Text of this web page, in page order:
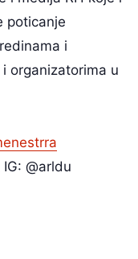
poticanje
i
organizatorima u
@arldu